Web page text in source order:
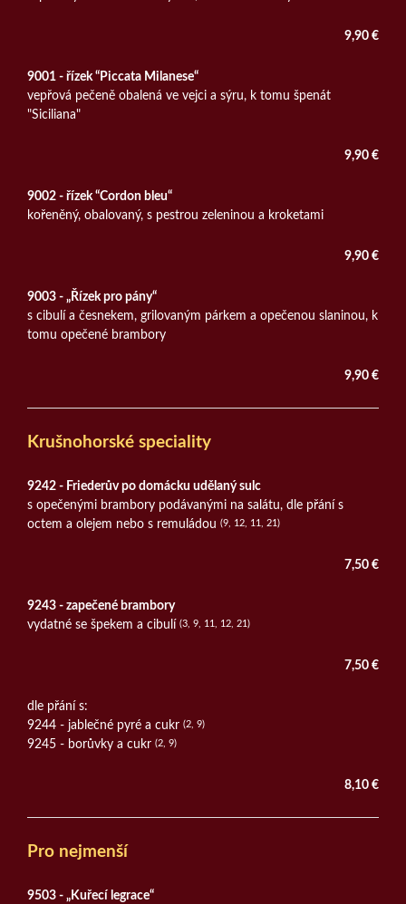
9,90 €
9001 - řízek “Piccata Milanese“
vepřová pečeně obalená ve vejci a sýru, k tomu špenát
"Siciliana"
9,90 €
9002 - řízek “Cordon bleu“
kořeněný, obalovaný, s pestrou zeleninou a kroketami
9,90 €
9003 - „Řízek pro pány“
s cibulí a česnekem, grilovaným párkem a opečenou slaninou, k
tomu opečené brambory
9,90 €
Krušnohorské speciality
9242 - Friederův po domácku udělaný sulc
s opečenými brambory podávanými na salátu, dle přání s
octem a olejem nebo s remuládou (9, 12, 11, 21)
7,50 €
9243 - zapečené brambory
vydatné se špekem a cibulí (3, 9, 11, 12, 21)
7,50 €
dle přání s:
9244 - jablečné pyré a cukr (2, 9)
9245 - borůvky a cukr (2, 9)
8,10 €
Pro nejmenší
9503 - „Kuřecí legrace“